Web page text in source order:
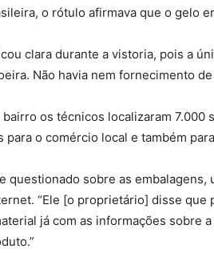
o rótulo afirmava que o gelo
clara durante a vistoria, pois a
Não havia nem fornecimento
os técnicos localizaram 7.000
o comércio local e também
questionado sobre as
“Ele [o proprietário] disse que
já com as informações sobre